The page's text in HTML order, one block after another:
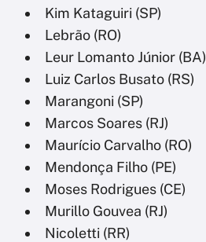
Kim Kataguiri (SP)
Lebrão (RO)
Leur Lomanto Júnior (BA)
Luiz Carlos Busato (RS)
Marangoni (SP)
Marcos Soares (RJ)
Maurício Carvalho (RO)
Mendonça Filho (PE)
Moses Rodrigues (CE)
Murillo Gouvea (RJ)
Nicoletti (RR)